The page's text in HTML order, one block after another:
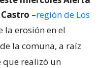
–región de Los
la erosión en el
la comuna, a raíz
que realizó un